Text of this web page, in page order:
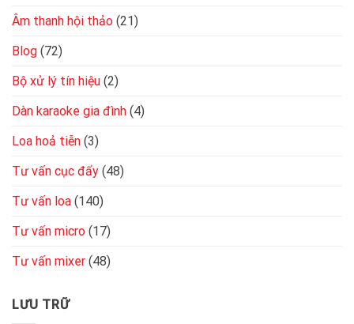
Âm thanh hội thảo (21)
Blog (72)
Bộ xử lý tín hiệu (2)
Dàn karaoke gia đình (4)
Loa hoả tiễn (3)
Tư vấn cục đẩy (48)
Tư vấn loa (140)
Tư vấn micro (17)
Tư vấn mixer (48)
LƯU TRỮ